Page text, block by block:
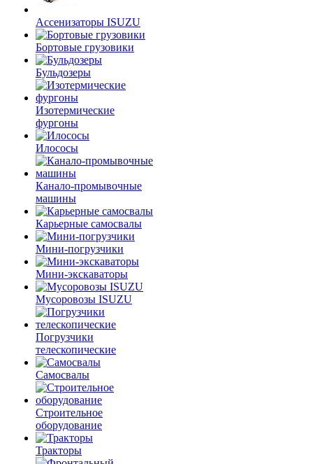
Ассенизаторы ISUZU
Бортовые грузовики
Бульдозеры
Изотермические
фургоны
Илососы
Канало-промывочные
машины
Карьерные самосвалы
Мини-погрузчики
Мини-экскаваторы
Мусоровозы ISUZU
Погрузчики
телескопические
Самосвалы
Строительное
оборудование
Тракторы